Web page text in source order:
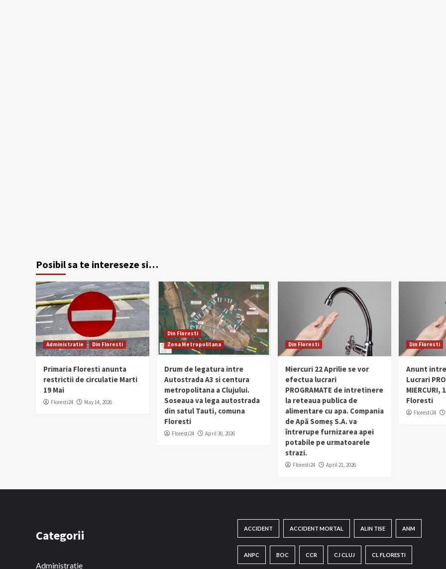
Posibil sa te intereseze si…
Administratie Din Floresti
Primaria Floresti anunta
restrictii de circulatie Marti
19 Mai
Floresti24 May 14, 2026
Din Floresti
Zona Metropolitana
Drum de legatura intre
Autostrada A3 si centura
metropolitana a Clujului.
Soseaua va lega autostrada
din satul Tauti, comuna
Floresti
Floresti24 April 30, 2026
Din Floresti
Miercuri 22 Aprilie se vor
efectua lucrari
PROGRAMATE de intretinere
la reteaua publica de
alimentare cu apa. Compania
de Apă Someș S.A. va
întrerupe furnizarea apei
potabile pe urmatoarele
strazi.
Floresti24 April 21, 2026
Din Floresti
Anunt
Lucrari
MIERCURI,
Floresti
Floresti24
Categorii
Administratie
ACCIDENT ACCIDENT MORTAL ALIN TISE ANM
ANPC BOC CCR CJ CLUJ CL FLORESTI